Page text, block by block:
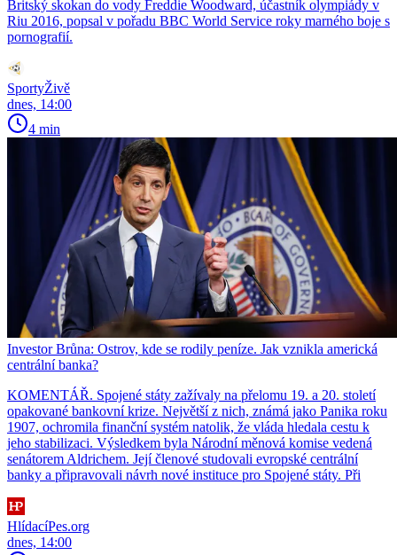
Britský skokan do vody Freddie Woodward, účastník olympiády v
Riu 2016, popsal v pořadu BBC World Service roky marného boje s
pornografií.
SportyŽivě
dnes, 14:00
4 min
Investor Brůna: Ostrov, kde se rodily peníze. Jak vznikla americká
centrální banka?
KOMENTÁŘ. Spojené státy zažívaly na přelomu 19. a 20. století
opakované bankovní krize. Největší z nich, známá jako Panika roku
1907, ochromila finanční systém natolik, že vláda hledala cestu k
jeho stabilizaci. Výsledkem byla Národní měnová komise vedená
senátorem Aldrichem. Její členové studovali evropské centrální
banky a připravovali návrh nové instituce pro Spojené státy. Při
HlídacíPes.org
dnes, 14:00